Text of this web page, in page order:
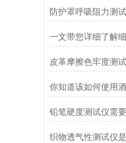
一文带您详细了解
你知道该如何使用
铅笔硬度测试仪需
织物透气性测试仪